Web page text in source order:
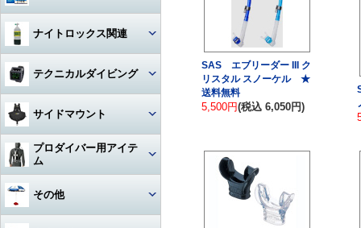
ハンガー
時計（ダイバーウォッチ）
ログブック
リール
フロート
ロープ
日焼け止め・クラゲ除け
ジャケット
パンツ
帽子
水着
サングラス
タオル
サンダル
Oリング
ボンド
エアーガン
工具
ホース‐レギュレター
ホース‐BC
図鑑
教材
その他
ナイトロックス関連
レギュレター
ゲージ
タンク
アクセサリー・その他
テクニカルダイビング
BC（プラダー・ウィング）
ダイブコンピューター
フィン
タンク関連
サイドマウント
レギュレター
アクセサリー・その他
プロダイバー用アイテ
ム
マスク・フィン
その他
SAS エブリーダー III ク
リスタル スノーケル ★
送料無料
5,500円(税込 6,050円)